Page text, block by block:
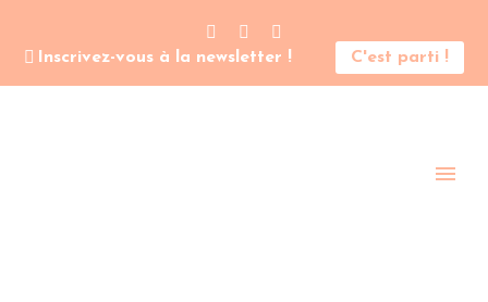
Inscrivez-vous à la newsletter ! C'est parti !